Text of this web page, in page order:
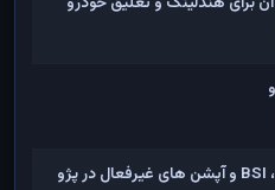
آشنایی با سیستم های هوشمند ، BSI و آپشن های غیرفعال در پژو